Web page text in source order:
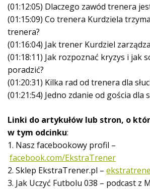
(01:12:05) Dlaczego zawód trenera
(01:15:09) Co trenera Kurdziela
trenera?
(01:16:04) Jak trener Kurdziel
(01:18:11) Jak rozpoznać kryzys i jak
poradzić?
(01:20:31) Kilka rad od trenera dla
(01:21:54) Jedno zdanie od gościa dla
Linki do artykułów lub stron, o
w tym odcinku:
1. Nasz facebookowy profil –
facebook.com/EkstraTrener
2. Sklep EkstraTrener.pl –
3. Jak Uczyć Futbolu 038 – podcast z